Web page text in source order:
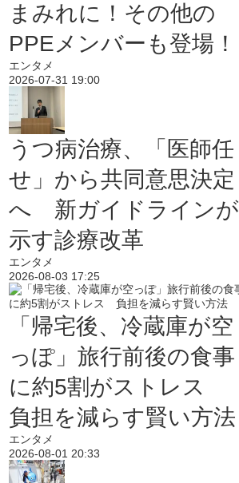
まみれに！その他の
PPEメンバーも登場！
エンタメ
2026-07-31 19:00
うつ病治療、「医師任
せ」から共同意思決定
へ 新ガイドラインが
示す診療改革
エンタメ
2026-08-03 17:25
「帰宅後、冷蔵庫が空
っぽ」旅行前後の食事
に約5割がストレス
負担を減らす賢い方法
エンタメ
2026-08-01 20:33